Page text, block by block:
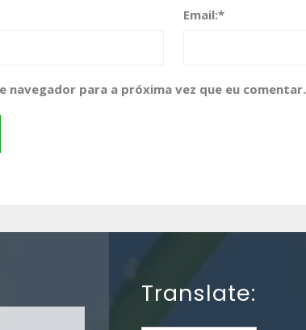
Email:*
navegador para a próxima vez que eu comentar.
Translate: